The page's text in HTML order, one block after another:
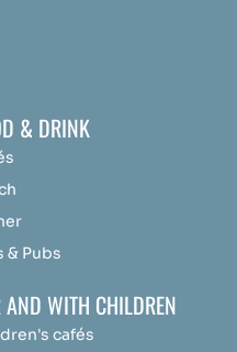
& DRINK
& Pubs
AND WITH CHILDREN
cafés